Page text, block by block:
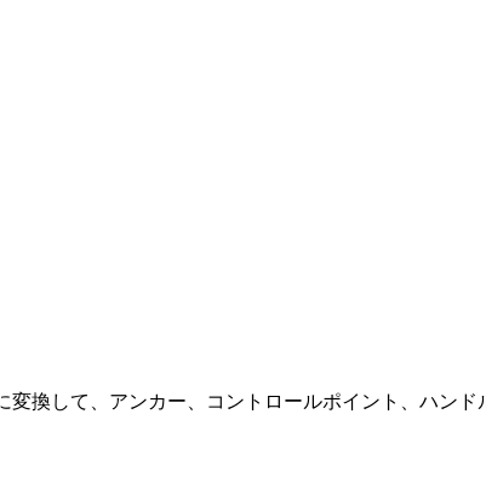
換して、アンカー、コントロールポイント、ハンド